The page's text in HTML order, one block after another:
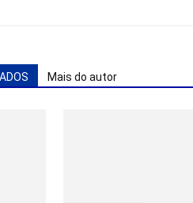
Mais do autor